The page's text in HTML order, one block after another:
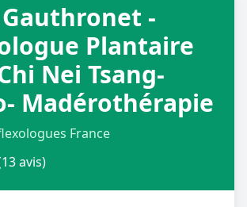
-
Plantaire
Nei Tsang-
Madérothérapie
France
avis)